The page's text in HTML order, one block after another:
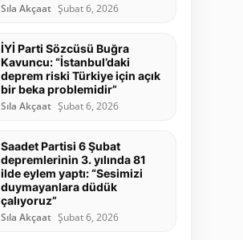
Sıla Akçaat Şubat 6, 2026
İYİ Parti Sözcüsü Buğra
Kavuncu: “İstanbul’daki
deprem riski Türkiye için açık
bir beka problemidir”
Sıla Akçaat Şubat 6, 2026
Saadet Partisi 6 Şubat
depremlerinin 3. yılında 81
ilde eylem yaptı: “Sesimizi
duymayanlara düdük
çalıyoruz”
Sıla Akçaat Şubat 6, 2026